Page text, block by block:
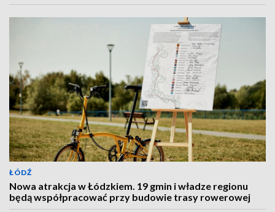
ŁÓDŹ
Nowa atrakcja w Łódzkiem. 19 gmin i władze regionu
będą współpracować przy budowie trasy rowerowej